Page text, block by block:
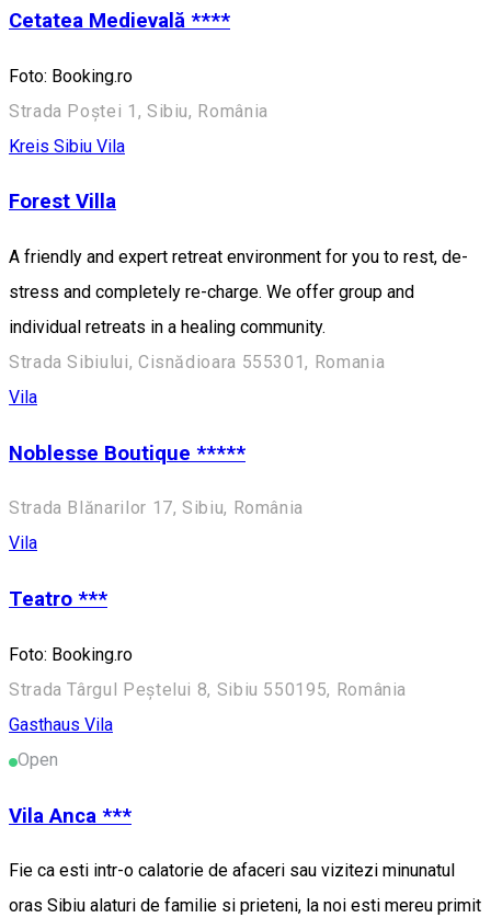
Cetatea Medievală ****
Foto: Booking.ro
Strada Poștei 1, Sibiu, România
Kreis Sibiu Vila
Forest Villa
A friendly and expert retreat environment for you to rest, de-
stress and completely re-charge. We offer group and
individual retreats in a healing community.
Strada Sibiului, Cisnădioara 555301, Romania
Vila
Noblesse Boutique *****
Strada Blănarilor 17, Sibiu, România
Vila
Teatro ***
Foto: Booking.ro
Strada Târgul Peștelui 8, Sibiu 550195, România
Gasthaus Vila
Open
Vila Anca ***
Fie ca esti intr-o calatorie de afaceri sau vizitezi minunatul
oras Sibiu alaturi de familie si prieteni, la noi esti mereu primit